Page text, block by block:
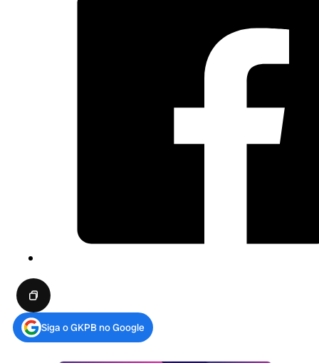
Siga o GKPB no Google